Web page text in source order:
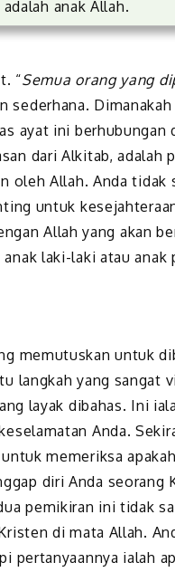
anak Allah.
“Semua orang yang
sederhana.
ayat ini berhubungan
dari Alkitab,
oleh Allah. Anda tidak
untuk
Allah yang akan
laki-laki atau
memutuskan untuk
langkah yang sangat
layak dibahas. Ini
Anda.
memeriksa
diri Anda seorang
pemikiran ini tidak
di mata Allah.
pertanyaannya ialah